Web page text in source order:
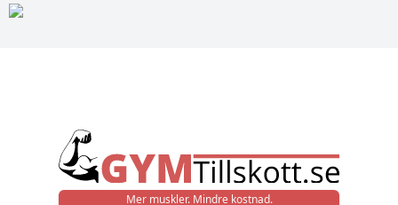
Mer muskler. Mindre kostnad.